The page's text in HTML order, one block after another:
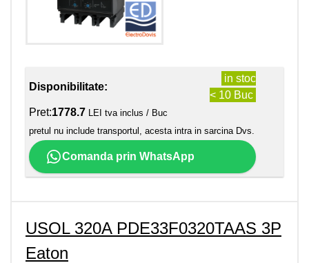
Disponibilitate:
in stoc
< 10 Buc
Pret:1778.7 LEI tva inclus / Buc
pretul nu include transportul, acesta intra in sarcina Dvs.
Comanda prin WhatsApp
USOL 320A PDE33F0320TAAS 3P
Eaton